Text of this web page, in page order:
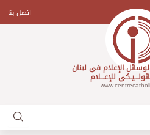
اتصل بنا
الإعلام في لبنان
للإعـــلام